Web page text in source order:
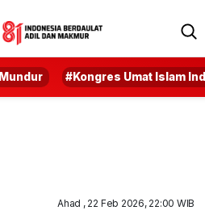
#Kongres Umat Islam
Ahad , 22 Feb 2026, 22:00 WIB